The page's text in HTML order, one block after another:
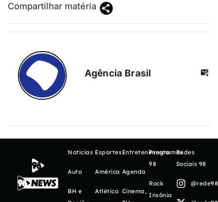
Compartilhar matéria
Agência Brasil
Notícias
Auto
BH e
Esportes
América
Atlético
Entretenimento
Agenda
Cinema,
Programas
98
Rock
Insônia
Redes
Sociais 98